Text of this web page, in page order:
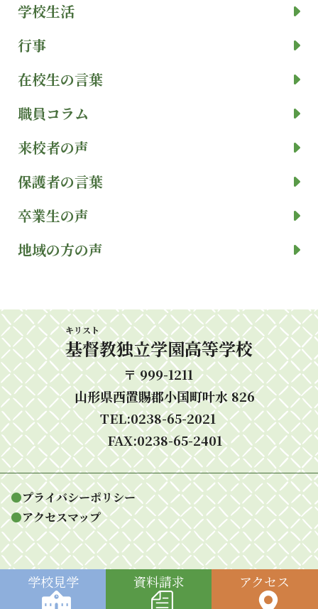
学校生活
行事
在校生の言葉
職員コラム
来校者の声
保護者の言葉
卒業生の声
地域の方の声
基督
キリスト
教独立学園高等学校
〒 999-1211
山形県西置賜郡小国町叶水 826
TEL:0238-65-2021
FAX:0238-65-2401
●プライバシーポリシー
●アクセスマップ
Copyright 2026 基督教独立学園高等学校 all rights reserved.
学校見学 資料請求 アクセス